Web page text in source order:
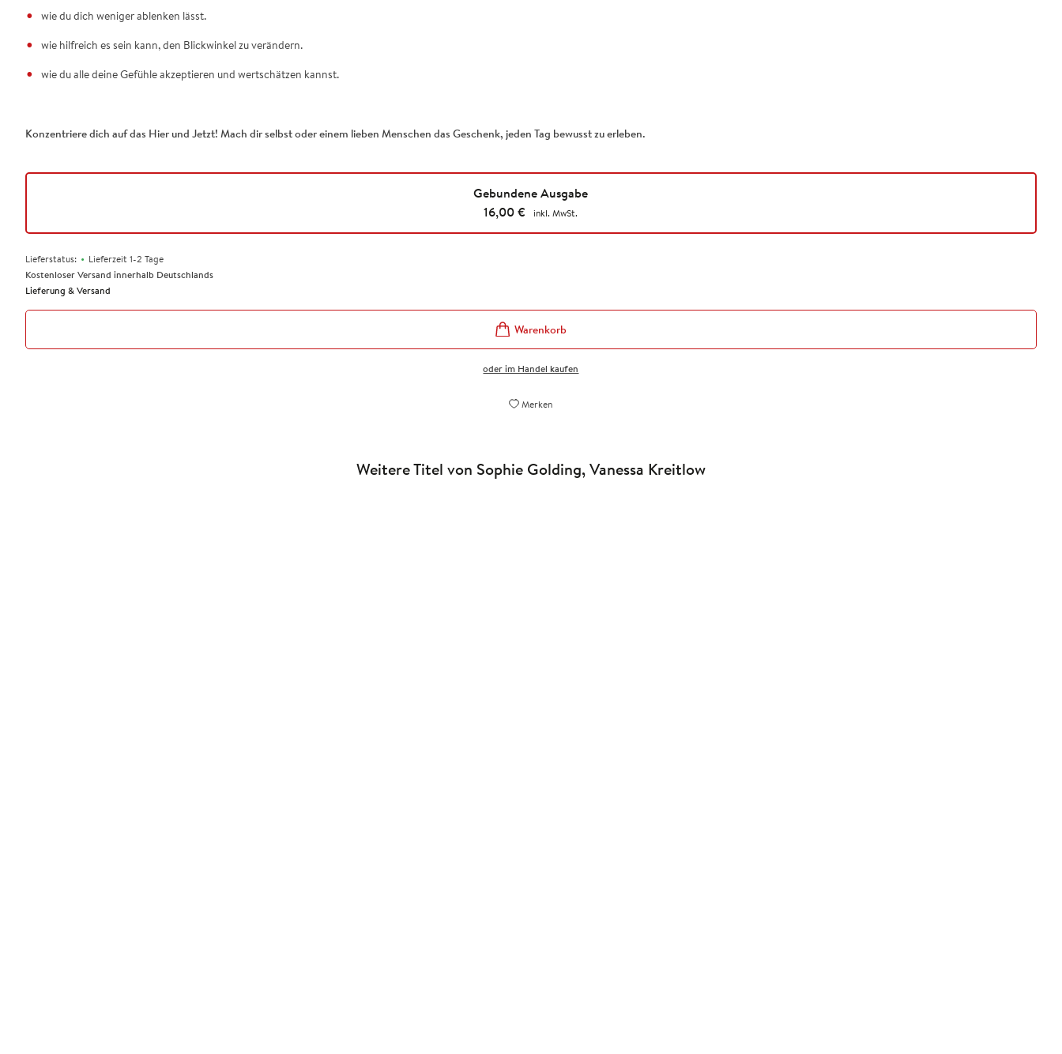
wie du dich weniger ablenken lässt.
wie hilfreich es sein kann, den Blickwinkel zu verändern.
wie du alle deine Gefühle akzeptieren und wertschätzen kannst.
Konzentriere dich auf das Hier und Jetzt! Mach dir selbst oder einem lieben Menschen das Geschenk, jeden Tag bewusst zu erleben.
Gebundene Ausgabe
16,00€ inkl. MwSt.
Lieferstatus: • Lieferzeit 1-2 Tage
Kostenloser Versand innerhalb Deutschlands
Lieferung & Versand
oder im Handel kaufen
Merken
Weitere Titel von Sophie Golding, Vanessa Kreitlow